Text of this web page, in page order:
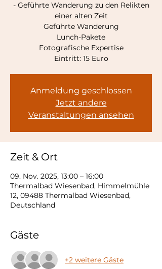
- Geführte Wanderung zu den Relikten
einer alten Zeit
Geführte Wanderung
Lunch-Pakete
Fotografische Expertise
Eintritt: 15 Euro
Anmeldung geschlossen
Jetzt andere
Veranstaltungen ansehen
Zeit & Ort
09. Nov. 2025, 13:00 – 16:00
Thermalbad Wiesenbad, Himmelmühle
12, 09488 Thermalbad Wiesenbad,
Deutschland
Gäste
+2 weitere Gäste